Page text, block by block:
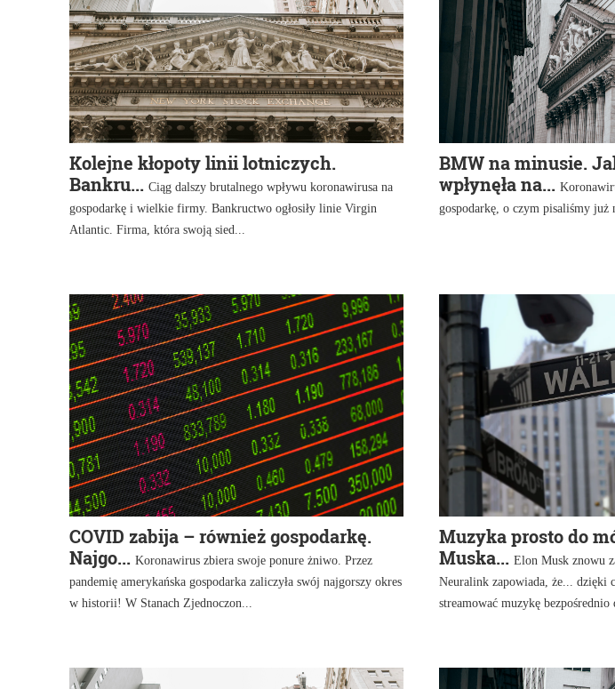
Kolejne kłopoty linii lotniczych.
Bankru... Ciąg dalszy brutalnego wpływu koronawirusa na
gospodarkę i wielkie firmy. Bankructwo ogłosiły linie Virgin
Atlantic. Firma, która swoją sied...
BMW na minusie.
wpłynęła na...
gospodarkę, o czym pisaliśmy już
COVID zabija – również gospodarkę.
Najgo... Koronawirus zbiera swoje ponure żniwo. Przez
pandemię amerykańska gospodarka zaliczyła swój najgorszy okres
w historii! W Stanach Zjednoczon...
Muzyka prosto do
Muska... Elon Musk znowu
Neuralink zapowiada, że... dzięki
streamować muzykę bezpośrednio